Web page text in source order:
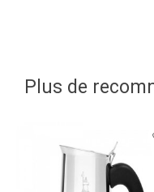
Plus de
Articles du carrousel